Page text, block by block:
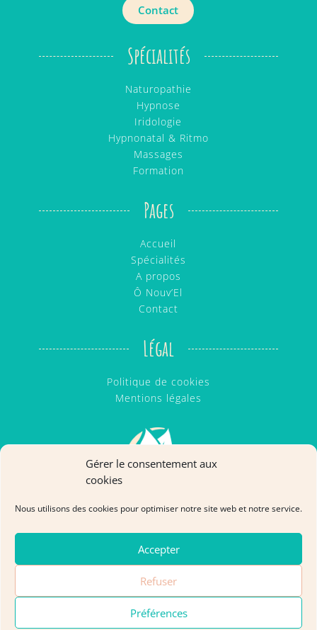
Gérer le consentement aux
cookies
Nous utilisons des cookies pour optimiser notre site web et notre service.
Accepter
Refuser
Préférences
Contact
Spécialités
Naturopathie
Hypnose
Iridologie
Hypnonatal & Ritmo
Massages
Formation
Pages
Accueil
Spécialités
A propos
Ô Nouv’El
Contact
Légal
Politique de cookies
Mentions légales
Cabinet Ô Natur'El - Copyright © 2026 | Tous droits